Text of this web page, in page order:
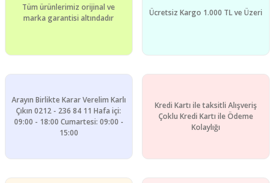
Tüm ürünlerimiz orijinal ve
marka garantisi altındadır
Ücretsiz Kargo 1.000 TL ve Üzeri
Arayın Birlikte Karar Verelim Karlı
Çıkın 0212 - 236 84 11 Hafa içi:
09:00 - 18:00 Cumartesi: 09:00 -
15:00
Kredi Kartı ile taksitli Alışveriş
Çoklu Kredi Kartı ile Ödeme
Kolaylığı